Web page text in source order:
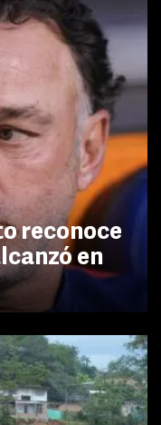
reconoce
en